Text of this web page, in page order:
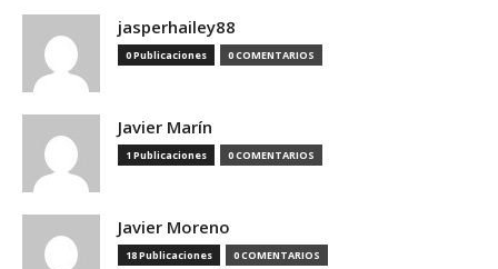
jasperhailey88
0 Publicaciones 0 COMENTARIOS
Javier Marín
1 Publicaciones 0 COMENTARIOS
Javier Moreno
18 Publicaciones 0 COMENTARIOS